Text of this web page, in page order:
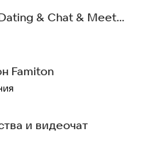
& Chat & Meet
Famiton
и видеочат